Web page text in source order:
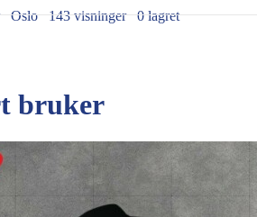
Oslo 143 visninger 0 lagret
bruker